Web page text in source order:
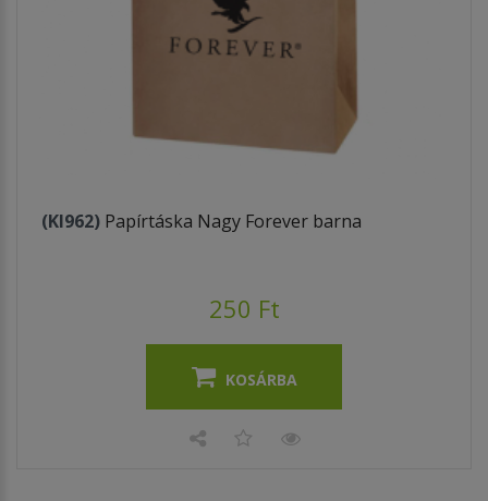
(KI962) Papírtáska Nagy Forever barna
250 Ft
KOSÁRBA